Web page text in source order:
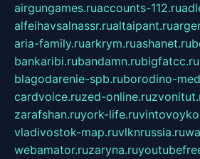
airgungames.ruaccounts-112.ru
alfeihavsalnassr.rualtaipant.ru
aria-family.ruarkrym.ruashanet.ru
bankaribi.rubandamn.rubigfatcc.ru
blagodarenie-spb.ruborodino-
cardvoice.ruzed-online.ru
zarafshan.ruyork-life.ru
vladivostok-map.ruvlknrussia.ru
webamator.ruzaryna.ru